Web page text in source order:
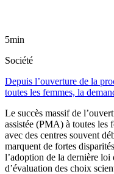
5min
Société
Depuis l’ouverture de la
toutes les femmes, la
Le succès massif de
assistée (PMA) à toutes les
avec des centres souvent
marquent de fortes
l’adoption de la dernière
d’évaluation des choix